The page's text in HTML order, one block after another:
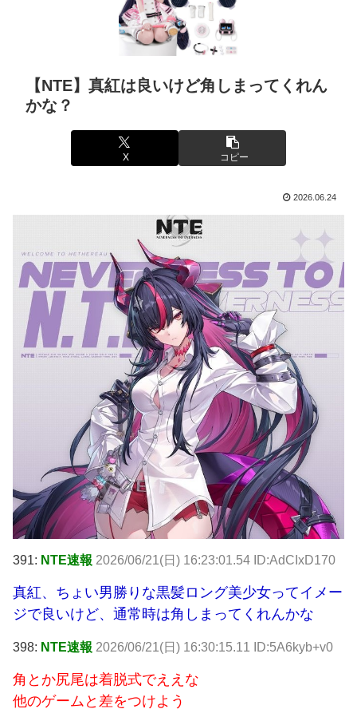
【NTE】真紅は良いけど角しまってくれん
かな？
X コピー
2026.06.24
391: NTE速報 2026/06/21(日) 16:23:01.54 ID:AdCIxD170
真紅、ちょい男勝りな黒髪ロング美少女ってイメー
ジで良いけど、通常時は角しまってくれんかな
398: NTE速報 2026/06/21(日) 16:30:15.11 ID:5A6kyb+v0
角とか尻尾は着脱式でええな
他のゲームと差をつけよう